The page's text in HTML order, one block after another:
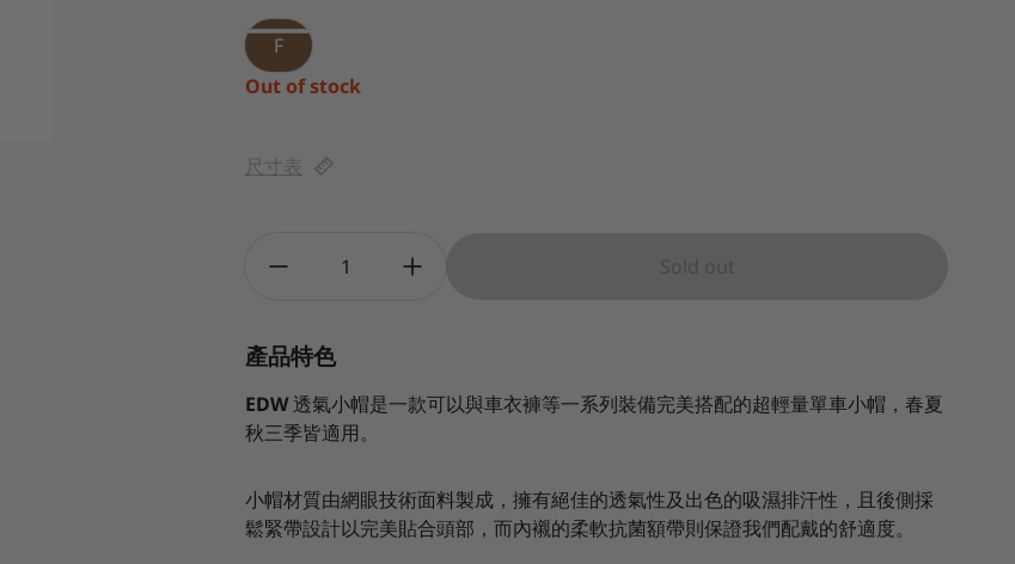
F
Out of stock
尺寸表
產品特色
EDW透氣小帽是一款可以與車衣褲等一系列裝備完美搭配的超輕量單車小帽，春夏
秋三季皆適用。
小帽材質由網眼技術面料製成，擁有絕佳的透氣性及出色的吸濕排汗性，且後側採
鬆緊帶設計以完美貼合頭部，而內襯的柔軟抗菌額帶則保證我們配戴的舒適度。